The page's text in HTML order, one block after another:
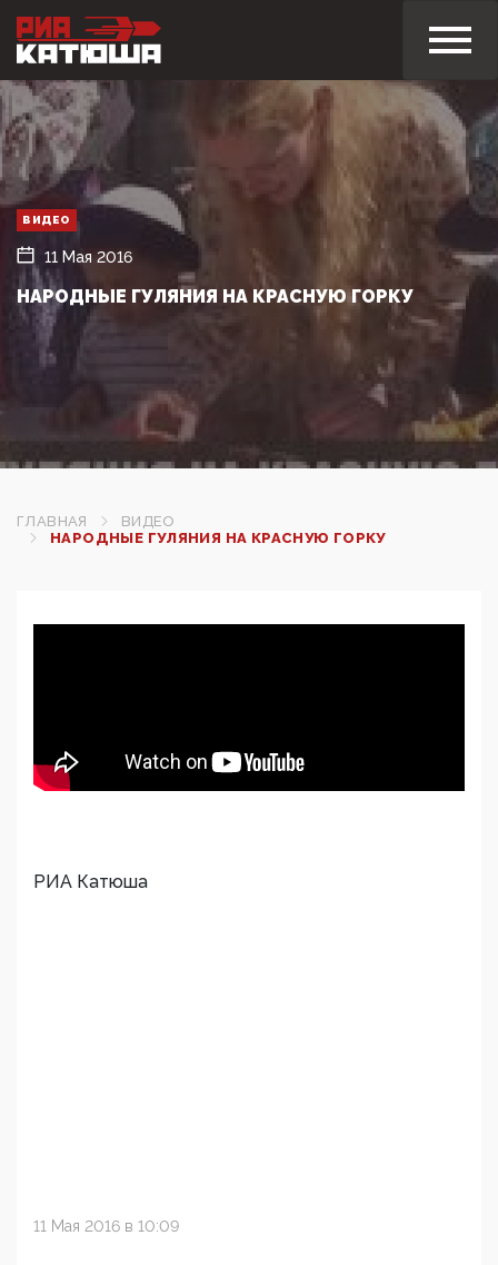
ВИДЕО
11 Мая 2016
НАРОДНЫЕ ГУЛЯНИЯ НА КРАСНУЮ ГОРКУ
ГЛАВНАЯ
ВИДЕО
НАРОДНЫЕ ГУЛЯНИЯ НА КРАСНУЮ ГОРКУ
РИА Катюша
11 Мая 2016 в 10:09